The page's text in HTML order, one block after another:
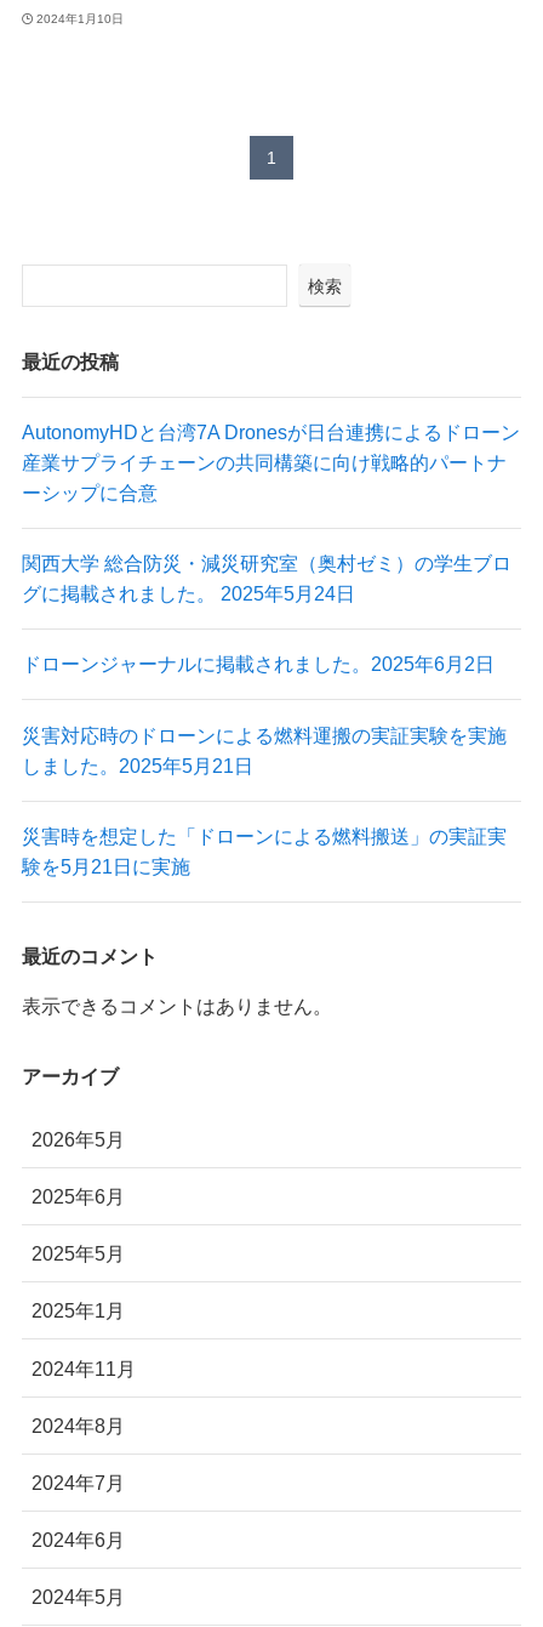
実証実験
Blog
株式会社Autonomy
2024年1月10日
1
検索
最近の投稿
AutonomyHDと台湾7A Dronesが日台連携によるドローン
産業サプライチェーンの共同構築に向け戦略的パートナ
ーシップに合意
関西大学 総合防災・減災研究室（奥村ゼミ）の学生ブロ
グに掲載されました。 2025年5月24日
ドローンジャーナルに掲載されました。2025年6月2日
災害対応時のドローンによる燃料運搬の実証実験を実施
しました。2025年5月21日
災害時を想定した「ドローンによる燃料搬送」の実証実
験を5月21日に実施
最近のコメント
表示できるコメントはありません。
アーカイブ
2026年5月
2025年6月
2025年5月
2025年1月
2024年11月
2024年8月
2024年7月
2024年6月
2024年5月